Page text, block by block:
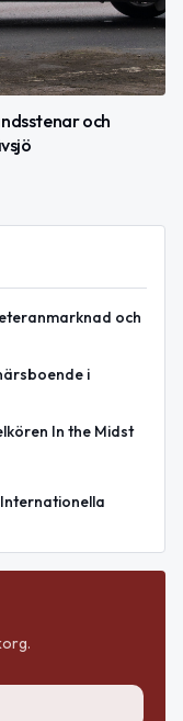
och
och
i
In the Midst